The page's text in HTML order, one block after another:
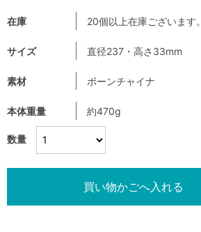
数量
在庫 20個以上在庫ございます。
サイズ 直径237・高さ33mm
素材 ボーンチャイナ
本体重量 約470g